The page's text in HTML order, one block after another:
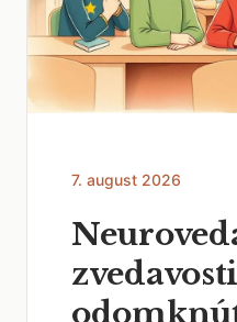
7. august 2026